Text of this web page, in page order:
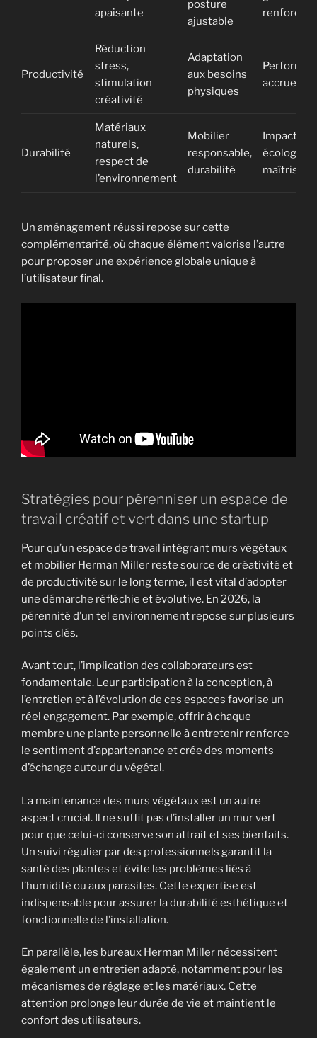
apaisante
posture
ajustable
renforcé
Productivité
Réduction
stress,
stimulation
créativité
Adaptation
aux besoins
physiques
accrue
Durabilité
Matériaux
naturels,
respect de
l’environnement
Mobilier
responsable,
durabilité
Impact
maîtrisé
Un aménagement réussi repose sur cette
complémentarité, où chaque élément valorise l’autre
pour proposer une expérience globale unique à
l’utilisateur final.
Stratégies pour pérenniser un espace de
travail créatif et vert dans une startup
Pour qu’un espace de travail intégrant murs végétaux
et mobilier Herman Miller reste source de créativité et
de productivité sur le long terme, il est vital d’adopter
une démarche réfléchie et évolutive. En 2026, la
pérennité d’un tel environnement repose sur plusieurs
points clés.
Avant tout, l’implication des collaborateurs est
fondamentale. Leur participation à la conception, à
l’entretien et à l’évolution de ces espaces favorise un
réel engagement. Par exemple, offrir à chaque
membre une plante personnelle à entretenir renforce
le sentiment d’appartenance et crée des moments
d’échange autour du végétal.
La maintenance des murs végétaux est un autre
aspect crucial. Il ne suffit pas d’installer un mur vert
pour que celui-ci conserve son attrait et ses bienfaits.
Un suivi régulier par des professionnels garantit la
santé des plantes et évite les problèmes liés à
l’humidité ou aux parasites. Cette expertise est
indispensable pour assurer la durabilité esthétique et
fonctionnelle de l’installation.
En parallèle, les bureaux Herman Miller nécessitent
également un entretien adapté, notamment pour les
mécanismes de réglage et les matériaux. Cette
attention prolonge leur durée de vie et maintient le
confort des utilisateurs.